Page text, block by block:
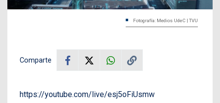
Fotografía: Medios UdeC | TVU
Comparte
https://youtube.com/live/esj5oFiUsmw